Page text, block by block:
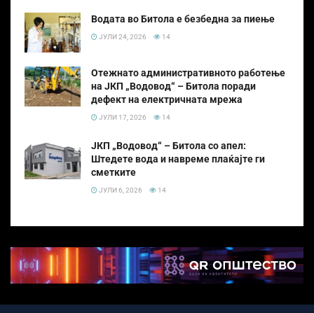
Водата во Битола е безбедна за пиење
ЈУЛИ 24, 2026 14
Отежнато административното работење
на ЈКП „Водовод“ – Битола поради
дефект на електричната мрежа
ЈУЛИ 17, 2026 14
ЈКП „Водовод“ – Битола со апел:
Штедете вода и навреме плаќајте ги
сметките
ЈУЛИ 6, 2026 14